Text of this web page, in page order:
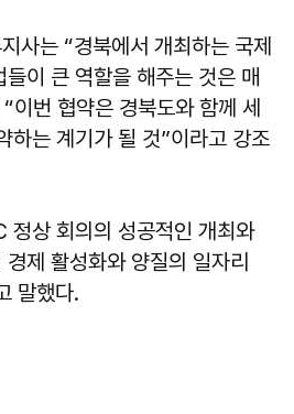
사는 “경북에서 개최하는 국제
이 큰 역할을 해주는 것은 매
이번 협약은 경북도와 함께 세
하는 계기가 될 것”이라고 강조
상 회의의 성공적인 개최와
제 활성화와 양질의 일자리
말했다.